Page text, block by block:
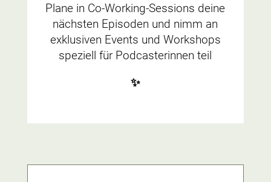
Plane in Co-Working-Sessions deine
nächsten Episoden und nimm an
exklusiven Events und Workshops
speziell für Podcasterinnen teil
✨